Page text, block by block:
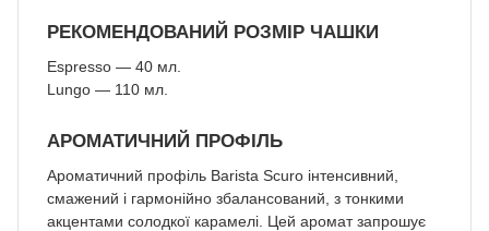
РЕКОМЕНДОВАНИЙ РОЗМІР ЧАШКИ
Espresso — 40 мл.
Lungo — 110 мл.
АРОМАТИЧНИЙ ПРОФІЛЬ
Ароматичний профіль Barista Scuro інтенсивний,
смажений і гармонійно збалансований, з тонкими
акцентами солодкої карамелі. Цей аромат запрошує